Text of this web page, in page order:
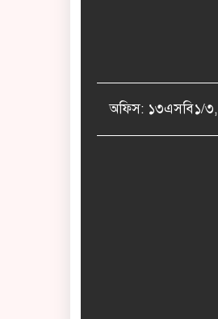
অফিস: ১৩এসবি১/৩,